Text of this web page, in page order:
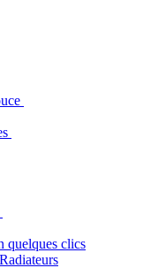
quelques clics